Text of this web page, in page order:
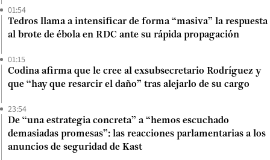
01:54
Tedros llama a intensificar de forma “masiva” la respuesta
al brote de ébola en RDC ante su rápida propagación
01:15
Codina afirma que le cree al exsubsecretario Rodríguez y
que “hay que resarcir el daño” tras alejarlo de su cargo
23:54
De “una estrategia concreta” a “hemos escuchado
demasiadas promesas”: las reacciones parlamentarias a los
anuncios de seguridad de Kast